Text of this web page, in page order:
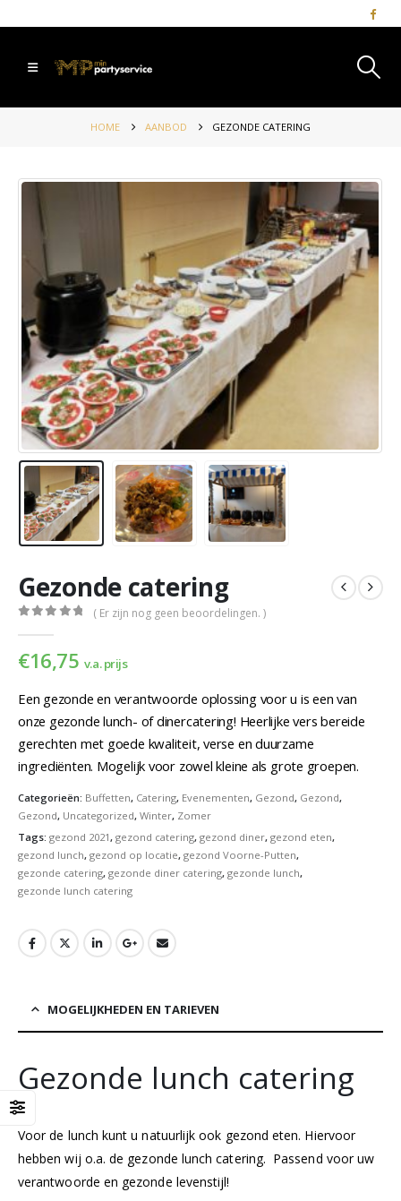
HOME AANBOD GEZONDE CATERING
Gezonde catering
( Er zijn nog geen beoordelingen. )
€16,75 v.a. prijs
Een gezonde en verantwoorde oplossing voor u is een van
onze gezonde lunch- of dinercatering! Heerlijke vers bereide
gerechten met goede kwaliteit, verse en duurzame
ingrediënten. Mogelijk voor zowel kleine als grote groepen.
Categorieën: Buffetten, Catering, Evenementen, Gezond, Gezond,
Gezond, Uncategorized, Winter, Zomer
Tags: gezond 2021 , gezond catering, gezond diner, gezond eten,
gezond lunch, gezond op locatie, gezond Voorne-Putten,
gezonde catering, gezonde diner catering, gezonde lunch,
gezonde lunch catering
MOGELIJKHEDEN EN TARIEVEN
Gezonde lunch catering
Voor de lunch kunt u natuurlijk ook gezond eten. Hiervoor
hebben wij o.a. de gezonde lunch catering. Passend voor uw
verantwoorde en gezonde levenstijl!